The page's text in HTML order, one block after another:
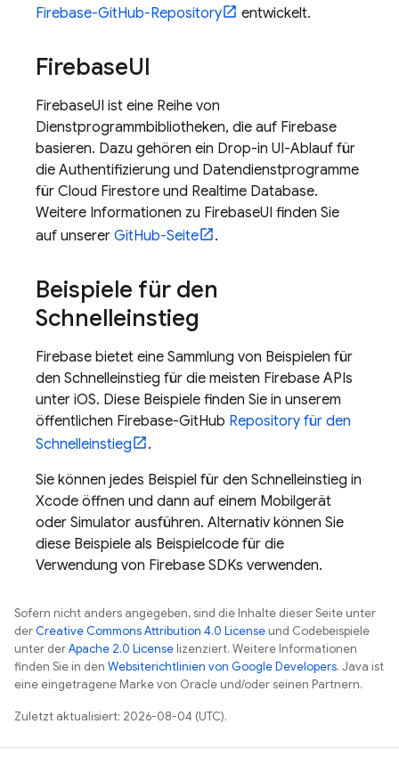
Firebase-GitHub-Repository
entwickelt.
FirebaseUI
FirebaseUI ist eine Reihe von
Dienstprogrammbibliotheken, die auf Firebase
basieren. Dazu gehören ein Drop-in UI-Ablauf für
die Authentifizierung und Datendienstprogramme
für Cloud Firestore und Realtime Database.
Weitere Informationen zu FirebaseUI finden Sie
auf unserer GitHub-Seite .
Beispiele für den
Schnelleinstieg
Firebase bietet eine Sammlung von Beispielen für
den Schnelleinstieg für die meisten Firebase APIs
unter iOS. Diese Beispiele finden Sie in unserem
öffentlichen Firebase-GitHub Repository für den
Schnelleinstieg
.
Sie können jedes Beispiel für den Schnelleinstieg in
Xcode öffnen und dann auf einem Mobilgerät
oder Simulator ausführen. Alternativ können Sie
diese Beispiele als Beispielcode für die
Verwendung von Firebase SDKs verwenden.
Sofern nicht anders angegeben, sind die Inhalte dieser Seite unter
derCreative Commons Attribution 4.0 License und Codebeispiele
unter derApache 2.0 License lizenziert. Weitere Informationen
finden Sie in den Websiterichtlinien von Google Developers. Java ist
eine eingetragene Marke von Oracle und/oder seinen Partnern.
Zuletzt aktualisiert: 2026-08-04 (UTC).